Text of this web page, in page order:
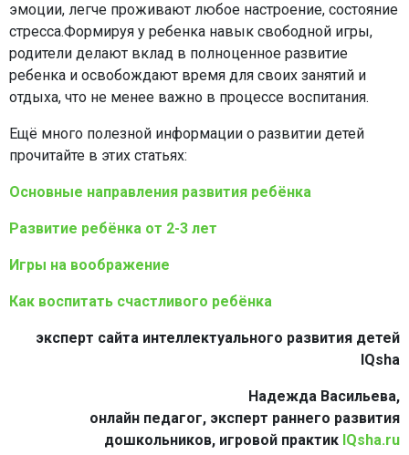
эмоции, легче проживают любое настроение, состояние
стресса.Формируя у ребенка навык свободной игры,
родители делают вклад в полноценное развитие
ребенка и освобождают время для своих занятий и
отдыха, что не менее важно в процессе воспитания.
Ещё много полезной информации о развитии детей
прочитайте в этих статьях:
Основные направления развития ребёнка
Развитие ребёнка от 2-3 лет
Игры на воображение
Как воспитать счастливого ребёнка
эксперт сайта интеллектуального развития детей
IQsha
Надежда Васильева,
онлайн педагог, эксперт раннего развития
дошкольников, игровой практик IQsha.ru